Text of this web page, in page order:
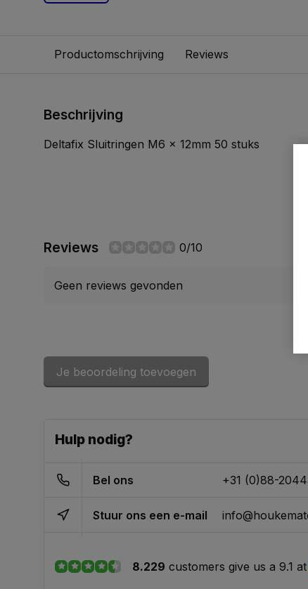
Productomschrijving Reviews
Beschrijving
Deltafix Sluitringen M6 x 12mm 50 stuks
Reviews 0/10
Geen reviews gevonden
Je beoordeling toevoegen
Hulp nodig?
Bel ons +31 (0)88-
Stuur ons een e-mail
8.229 customers give us a 9.1 at